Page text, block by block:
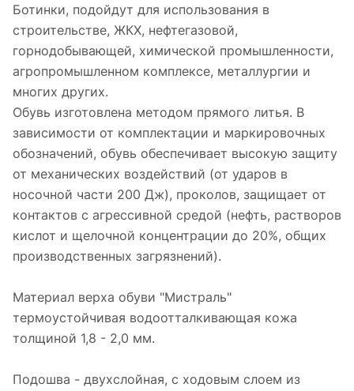
Ботинки, подойдут для использования в
строительстве, ЖКХ, нефтегазовой,
горнодобывающей, химической промышленности,
агропромышленном комплексе, металлургии и
многих других.
Обувь изготовлена методом прямого литья. В
зависимости от комплектации и маркировочных
обозначений, обувь обеспечивает высокую защиту
от механических воздействий (от ударов в
носочной части 200 Дж), проколов, защищает от
контактов с агрессивной средой (нефть, растворов
кислот и щелочной концентрации до 20%, общих
производственных загрязнений).
Материал верха обуви "Мистраль"
термоустойчивая водоотталкивающая кожа
толщиной 1,8 - 2,0 мм.
Подошва - двухслойная, с ходовым слоем из